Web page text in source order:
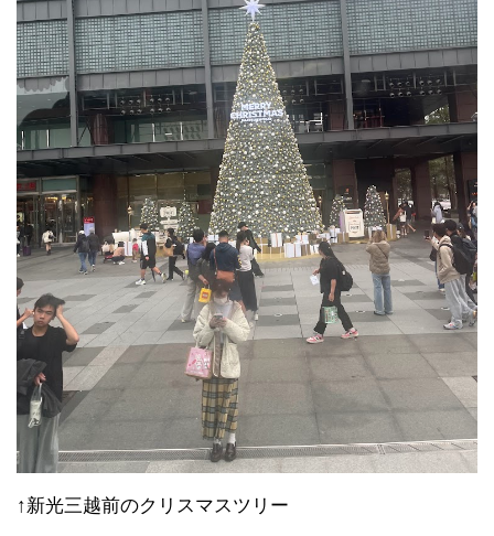
↑新光三越前のクリスマスツリー